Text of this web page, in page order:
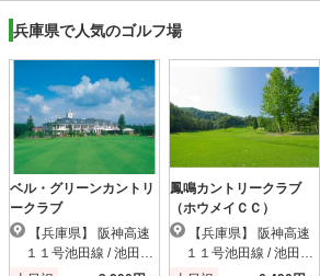
兵庫県で人気のゴルフ場
ベル・グリーンカントリ
ークラブ
１１号池田線 / 池田木
鳳鳴カントリークラブ
（ホウメイＣＣ）
１１号池田線 / 池田木